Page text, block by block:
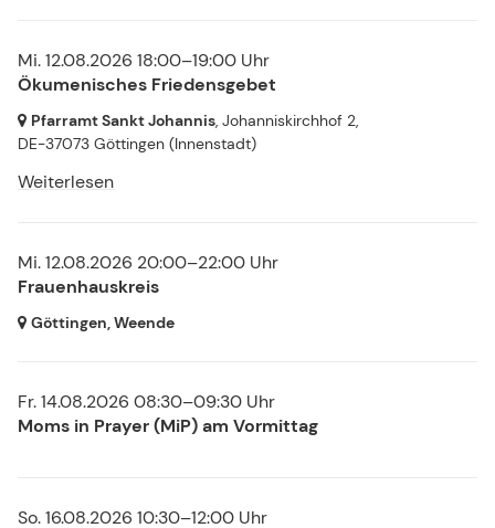
Mi. 12.08.2026 18:00–19:00 Uhr
Ökumenisches Friedensgebet
Pfarramt Sankt Johannis, Johanniskirchhof 2,
DE-37073 Göttingen (Innenstadt)
Weiterlesen
Mi. 12.08.2026 20:00–22:00 Uhr
Frauenhauskreis
Göttingen, Weende
Fr. 14.08.2026 08:30–09:30 Uhr
Moms in Prayer (MiP) am Vormittag
So. 16.08.2026 10:30–12:00 Uhr